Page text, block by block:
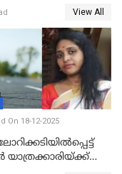
എൽഡിഎഫ്View All
On 18-12-2025
യാത്രക്കാരിയ്ക്ക്